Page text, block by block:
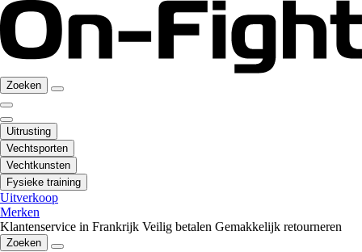
Zoeken
Uitrusting
Vechtsporten
Vechtkunsten
Fysieke training
Uitverkoop
Merken
Klantenservice in Frankrijk Veilig betalen Gemakkelijk retourneren
Zoeken